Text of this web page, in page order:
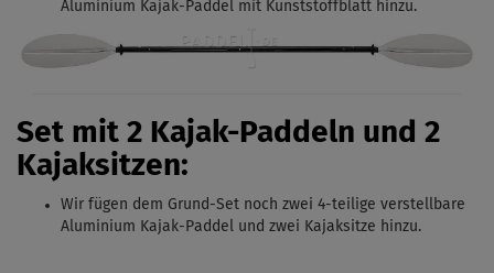
Aluminium Kajak-Paddel mit Kunststoffblatt hinzu.
Set mit 2 Kajak-Paddeln und 2
Kajaksitzen:
Wir fügen dem Grund-Set noch zwei 4-teilige verstellbare
Aluminium Kajak-Paddel
und zwei Kajaksitze hinzu.